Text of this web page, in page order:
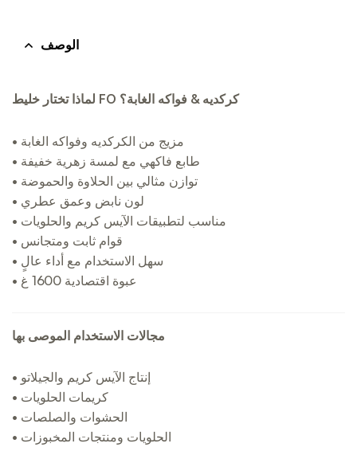
الوصف
لماذا تختار خليط FO كركديه & فواكه الغابة؟
• مزيج من الكركديه وفواكه الغابة
• طابع فاكهي مع لمسة زهرية خفيفة
• توازن مثالي بين الحلاوة والحموضة
• لون نابض وعمق عطري
• مناسب لتطبيقات الآيس كريم والحلويات
• قوام ثابت ومتجانس
• سهل الاستخدام مع أداء عالٍ
• عبوة اقتصادية 1600 غ
مجالات الاستخدام الموصى بها
• إنتاج الآيس كريم والجيلاتو
• كريمات الحلويات
• الحشوات والصلصات
• الحلويات ومنتجات المخبوزات